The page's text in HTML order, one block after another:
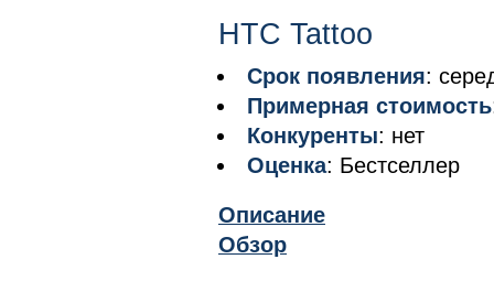
HTC Tattoo
Срок появления:
Примерная стоимость
Конкуренты: нет
Оценка: Бестселлер
Описание
Обзор